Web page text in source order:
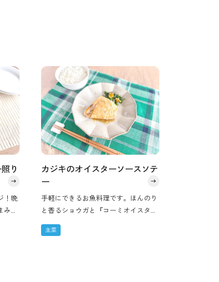
り
！晩
や
カジキのオイスターソースソテ
ー
手軽にできるお魚料理です。ほんのり
と香るショウガと『コーミオイスター
ソース』のコクが、かじきのおいしさ
を引きたてます。
主菜